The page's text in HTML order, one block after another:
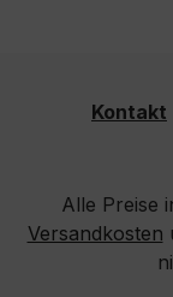
Kontakt
Alle Preise
Versandkosten